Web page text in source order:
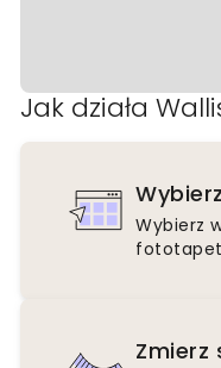
Jak działa
Wybierz
Zmierz